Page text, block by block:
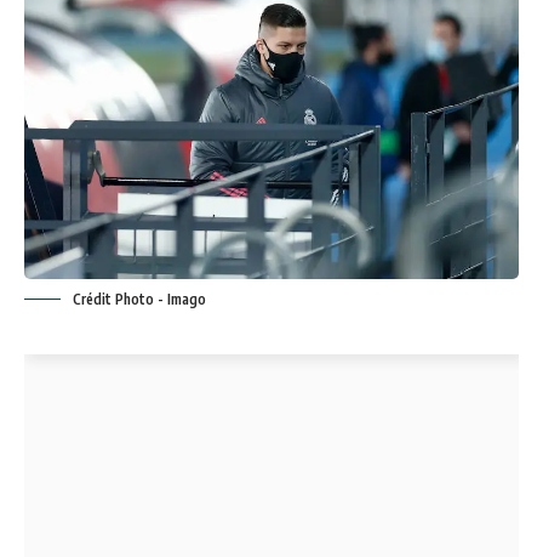
Crédit Photo - Imago